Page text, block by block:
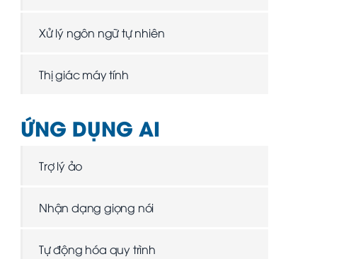
Xử lý ngôn ngữ tự nhiên
Thị giác máy tính
ỨNG DỤNG AI
Trợ lý ảo
Nhận dạng giọng nói
Tự động hóa quy trình